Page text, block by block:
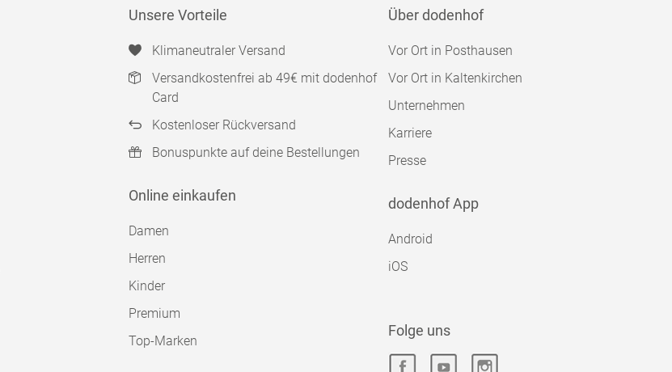
Unsere Vorteile
Klimaneutraler Versand
Versandkostenfrei ab 49€ mit dodenhof
Card
Kostenloser Rückversand
Bonuspunkte auf deine Bestellungen
Online einkaufen
Damen
Herren
Kinder
Premium
Top-Marken
Über dodenhof
Vor Ort in Posthausen
Vor Ort in Kaltenkirchen
Unternehmen
Karriere
Presse
dodenhof App
Android
iOS
Folge uns